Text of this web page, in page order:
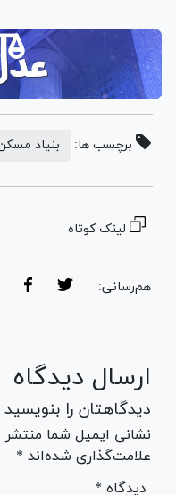
برچسب ها: بنیاد
لینک کوتاه
هم‌رسانی:
ارسال دیدگاه
دیدگاهتان را بنویسید
نشانی ایمیل شما
علامت‌گذاری شده‌اند *
* دیدگاه